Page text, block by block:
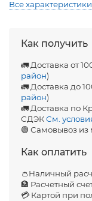
Все характеристики
Как получить
🚛 Доставка от
район)
🚛 Доставка до
район)
🚛 Доставка по
СДЭКСм.
🟢 Самовывоз из
Как оплатить
👛Наличный
🏦 Расчетный
💳 Картой при